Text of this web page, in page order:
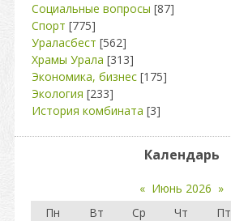
Социальные вопросы [87]
Спорт [775]
Ураласбест [562]
Храмы Урала [313]
Экономика, бизнес [175]
Экология [233]
История комбината [3]
Календарь
« Июнь 2026 »
Пн
Вт Ср Чт Пт